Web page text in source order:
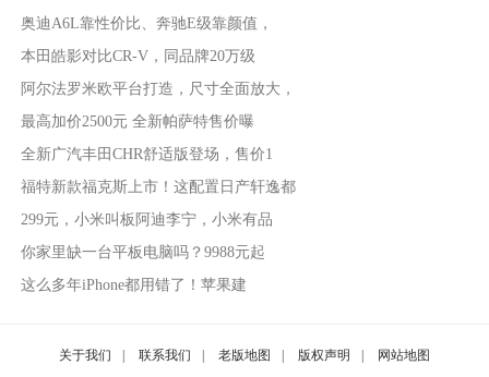
奥迪A6L靠性价比、奔驰E级靠颜值，
本田皓影对比CR-V，同品牌20万级
阿尔法罗米欧平台打造，尺寸全面放大，
最高加价2500元 全新帕萨特售价曝
全新广汽丰田CHR舒适版登场，售价1
福特新款福克斯上市！这配置日产轩逸都
299元，小米叫板阿迪李宁，小米有品
你家里缺一台平板电脑吗？9988元起
这么多年iPhone都用错了！苹果建
关于我们 联系我们 老版地图 版权声明 网站地图